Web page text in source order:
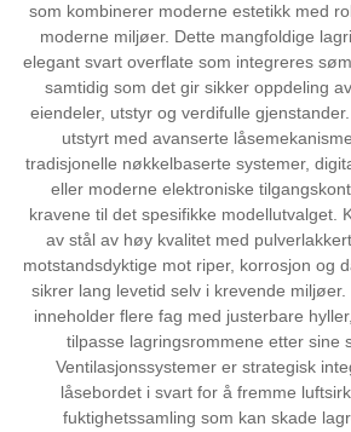
som kombinerer moderne estetikk med
moderne miljøer. Dette mangfoldige
elegant svart overflate som integreres
samtidig som det gir sikker oppdeling
eiendeler, utstyr og verdifulle
utstyrt med avanserte
tradisjonelle nøkkelbaserte systemer,
eller moderne elektroniske
kravene til det spesifikke modellutvalget.
av stål av høy kvalitet med
motstandsdyktige mot riper, korrosjon og
sikrer lang levetid selv i krevende
inneholder flere fag med justerbare
tilpasse lagringsrommene etter sine
Ventilasjonssystemer er strategisk
låsebordet i svart for å fremme
fuktighetssamling som kan skade